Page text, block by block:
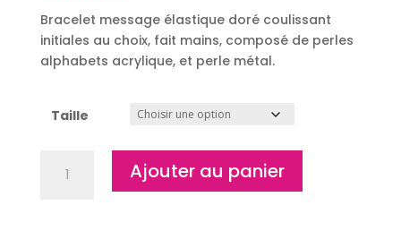
Bracelet message élastique doré coulissant
initiales au choix, fait mains, composé de perles
alphabets acrylique, et perle métal.
Taille
Ajouter au panier